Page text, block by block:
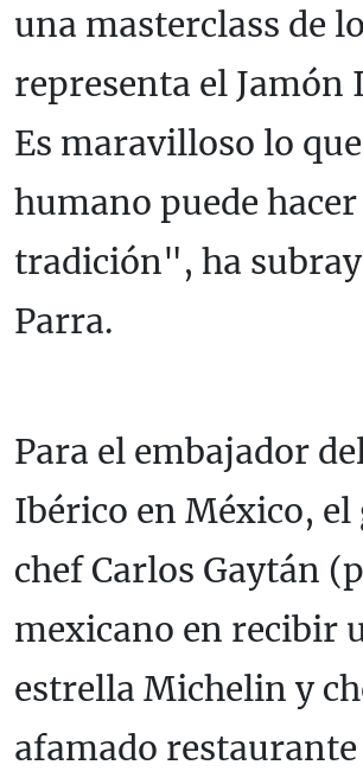
una masterclass de
representa el Jamón
Es maravilloso lo
humano puede
tradición", ha
Parra.
Para el embajador
Ibérico en México, el
chef Carlos Gaytán
mexicano en recibir
estrella Michelin y
afamado